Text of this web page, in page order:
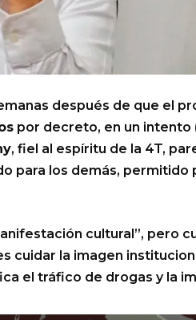
después de que el
por decreto, en un intento
, fiel al espíritu de la 4T,
para los demás, permitido
cultural”, pero
cuidar la imagen
el tráfico de drogas y la